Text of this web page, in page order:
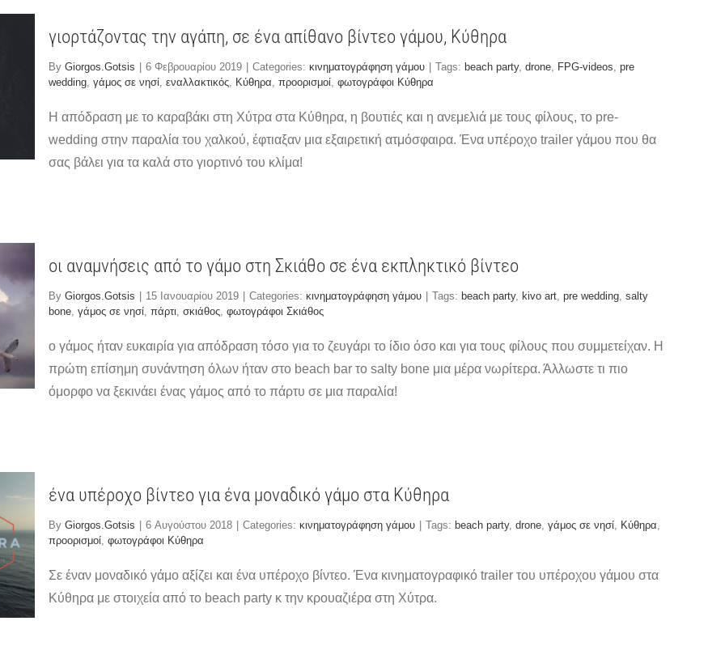
γιορτάζοντας την αγάπη, σε ένα απίθανο βίντεο γάμου, Κύθηρα
By Giorgos.Gotsis 6 Φεβρουαρίου 2019 Categories: κινηματογράφηση γάμου Tags: beach party, drone, FPG-videos, pre
wedding, γάμος σε νησί, εναλλακτικός, Κύθηρα, προορισμοί, φωτογράφοι Κύθηρα
Η απόδραση με το καραβάκι στη Χύτρα στα Κύθηρα, η βουτιές και η ανεμελιά με τους φίλους, το pre-
wedding στην παραλία του χαλκού, έφτιαξαν μια εξαιρετική ατμόσφαιρα. Ένα υπέροχο trailer γάμου που θα
σας βάλει για τα καλά στο γιορτινό του κλίμα!
οι αναμνήσεις από το γάμο στη Σκιάθο σε ένα εκπληκτικό βίντεο
By Giorgos.Gotsis 15 Ιανουαρίου 2019 Categories: κινηματογράφηση γάμου Tags: beach party, kivo art, pre wedding, salty
bone, γάμος σε νησί, πάρτι, σκιάθος, φωτογράφοι Σκιάθος
ο γάμος ήταν ευκαιρία για απόδραση τόσο για το ζευγάρι το ίδιο όσο και για τους φίλους που συμμετείχαν. Η
πρώτη επίσημη συνάντηση όλων ήταν στο beach bar το salty bone μια μέρα νωρίτερα. Άλλωστε τι πιο
όμορφο να ξεκινάει ένας γάμος από το πάρτυ σε μια παραλία!
ένα υπέροχο βίντεο για ένα μοναδικό γάμο στα Κύθηρα
By Giorgos.Gotsis 6 Αυγούστου 2018 Categories: κινηματογράφηση γάμου Tags: beach party, drone, γάμος σε νησί, Κύθηρα,
προορισμοί, φωτογράφοι Κύθηρα
Σε έναν μοναδικό γάμο αξίζει και ένα υπέροχο βίντεο. Ένα κινηματογραφικό trailer του υπέροχου γάμου στα
Κύθηρα με στοιχεία από το beach party κ την κρουαζιέρα στη Χύτρα.